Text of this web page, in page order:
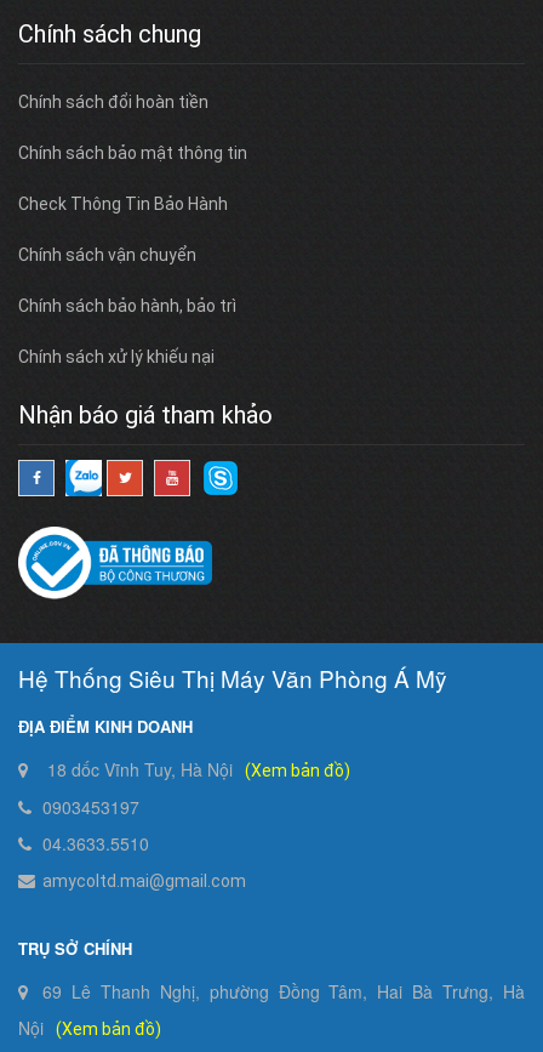
Chính sách chung
Chính sách đổi hoàn tiền
Chính sách bảo mật thông tin
Check Thông Tin Bảo Hành
Chính sách vận chuyển
Chính sách bảo hành, bảo trì
Chính sách xử lý khiếu nại
Nhận báo giá tham khảo
Hệ Thống Siêu Thị Máy Văn Phòng Á Mỹ
ĐỊA ĐIỂM KINH DOANH
18 dốc Vĩnh Tuy, Hà Nội (Xem bản đồ)
0903453197
04.3633.5510
amycoltd.mai@gmail.com
TRỤ SỞ CHÍNH
69 Lê Thanh Nghị, phường Đồng Tâm, Hai Bà Trưng, Hà
Nội
(Xem bản đồ)